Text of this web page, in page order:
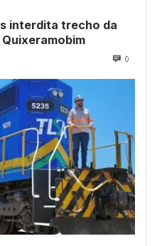
interdita trecho da
0